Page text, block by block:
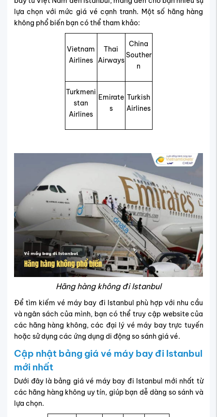
lựa chọn với mức giá vé cạnh tranh. Một số hãng hàng
không phổ biến bạn có thể tham khảo:
Vietnam
Airlines
Thai
Airways
China
Souther
n
Turkmeni
stan
Airlines
Emirate
s
Turkish
Airlines
Hãng hàng không đi Istanbul
Để tìm kiếm vé máy bay đi Istanbul phù hợp với nhu cầu
và ngân sách của mình, bạn có thể truy cập website của
các hãng hàng không, các đại lý vé máy bay trực tuyến
hoặc sử dụng các ứng dụng di động so sánh giá vé.
Cập nhật bảng giá vé máy bay đi Istanbul
mới nhất
Dưới đây là bảng giá vé máy bay đi Istanbul mới nhất từ
các hãng hàng không uy tín, giúp bạn dễ dàng so sánh và
lựa chọn.